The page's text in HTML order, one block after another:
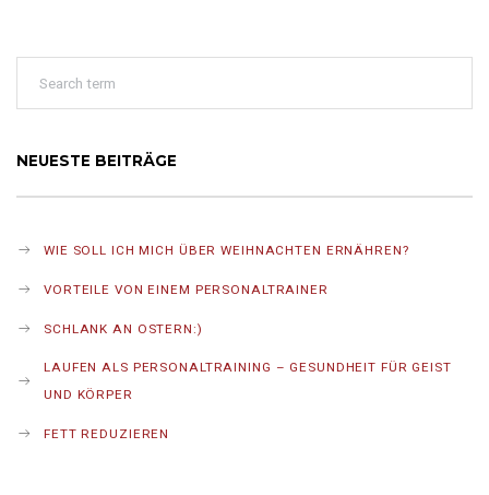
NEUESTE BEITRÄGE
WIE SOLL ICH MICH ÜBER WEIHNACHTEN ERNÄHREN?
VORTEILE VON EINEM PERSONALTRAINER
SCHLANK AN OSTERN:)
LAUFEN ALS PERSONALTRAINING – GESUNDHEIT FÜR GEIST
UND KÖRPER
FETT REDUZIEREN